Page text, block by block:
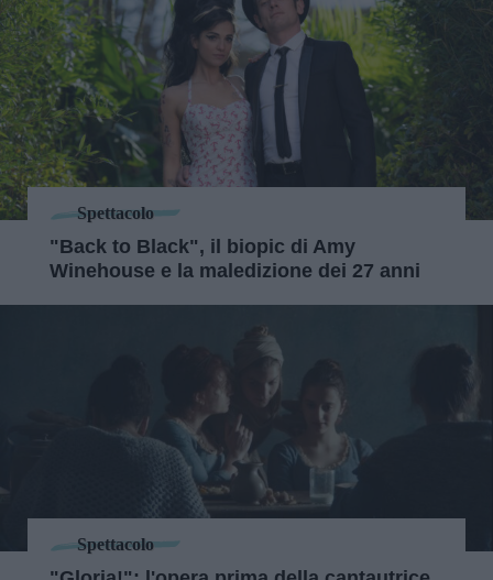
Spettacolo
"Back to Black", il biopic di Amy
Winehouse e la maledizione dei 27 anni
Spettacolo